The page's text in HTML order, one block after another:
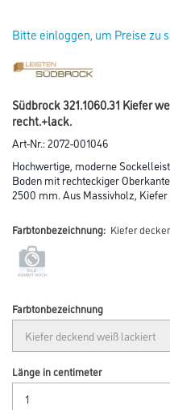
Bitte einloggen, um Preise zu
Südbrock 321.1060.31 Kiefer
recht.+lack.
Art-Nr.:2072-001046
Hochwertige, moderne
Boden mit rechteckiger
2500 mm. Aus Massivholz,
Farbtonbezeichnung: Kiefer
Farbtonbezeichnung
Länge in centimeter